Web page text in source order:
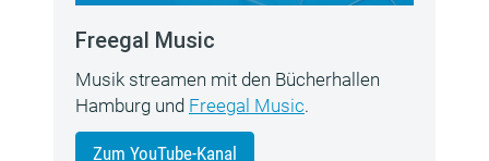
Freegal Music
Musik streamen mit den Bücherhallen
Hamburg und Freegal Music.
Zum YouTube-Kanal